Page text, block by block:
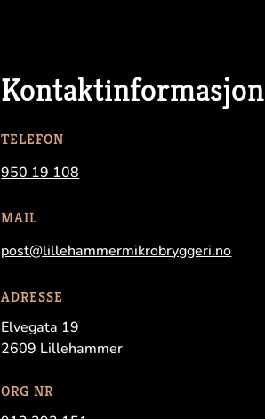
Kontaktinformasjon
TELEFON
950 19 108
MAIL
post@lillehammermikrobryggeri.no
ADRESSE
Elvegata 19
2609 Lillehammer
ORG NR